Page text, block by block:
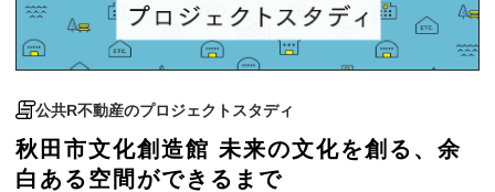
公共R不動産のプロジェクトスタディ
秋田市文化創造館 未来の文化を創る、余
白ある空間ができるまで